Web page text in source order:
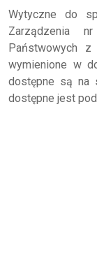
Wytyczne do
Zarządzenia
Państwowych
wymienione w
dostępne są na
dostępne jest pod